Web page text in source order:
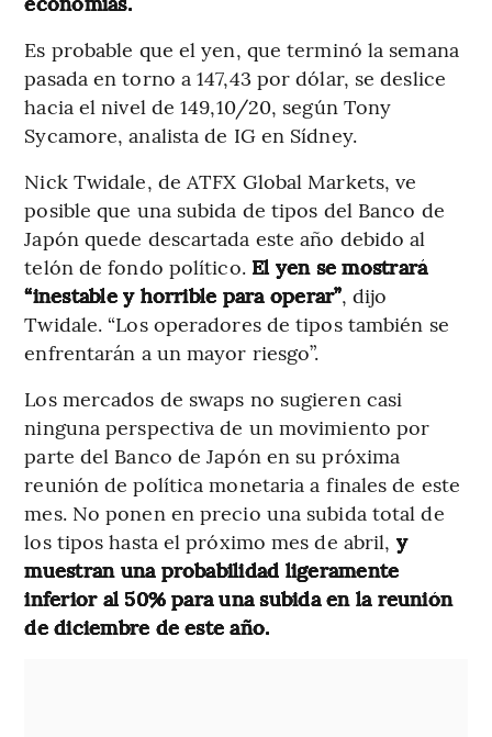
Es probable que el yen, que terminó la semana
pasada en torno a 147,43 por dólar, se deslice
hacia el nivel de 149,10/20, según Tony
Sycamore, analista de IG en Sídney.
Nick Twidale, de ATFX Global Markets, ve
posible que una subida de tipos del Banco de
Japón quede descartada este año debido al
telón de fondo político.El yen se mostrará
“inestable y horrible para operar”, dijo
Twidale. “Los operadores de tipos también se
enfrentarán a un mayor riesgo”.
Los mercados de swaps no sugieren casi
ninguna perspectiva de un movimiento por
parte del Banco de Japón en su próxima
reunión de política monetaria a finales de este
mes. No ponen en precio una subida total de
los tipos hasta el próximo mes de abril, y
muestran una probabilidad ligeramente
inferior al 50% para una subida en la reunión
de diciembre de este año.